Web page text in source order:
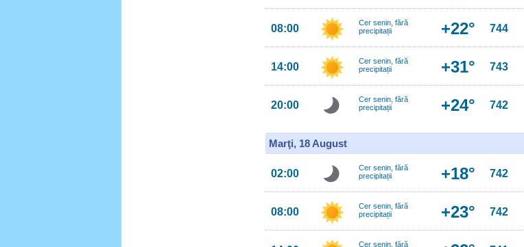
08:00
Cer senin, fără
precipitații
+22° 744
14:00
Cer senin, fără
precipitații
+31° 743
20:00
Cer senin, fără
precipitații
+24° 742
Marţi, 18 August
02:00
Cer senin, fără
precipitații
+18° 742
08:00
Cer senin, fără
precipitații
+23° 742
Cer senin, fără